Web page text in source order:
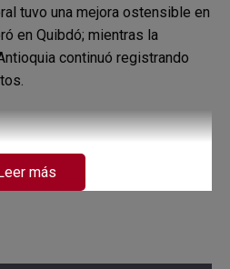
tuvo una mejora ostensible en
en Quibdó; mientras la
continuó registrando
más